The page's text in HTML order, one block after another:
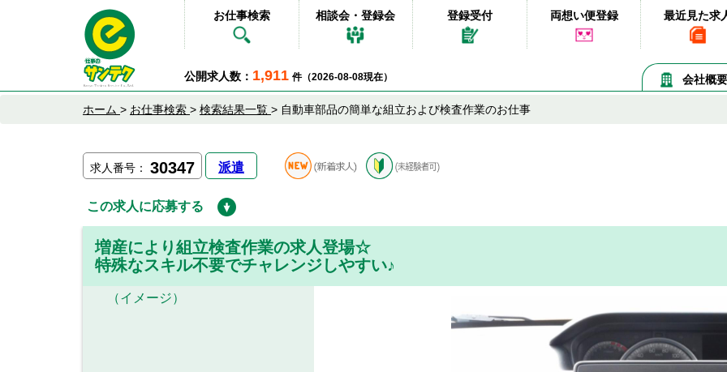
お仕事検索 相談会・登録会 登録受付 両想い便登録 最近見た求
公開求人数： 1,911 件（2026-08-08現在） 会社概要
ホーム > お仕事検索 > 検索結果一覧 > 自動車部品の簡単な組立および検査作業のお仕事
求人番号： 30347 派遣
この求人に応募する
増産により組立検査作業の求人登場☆
特殊なスキル不要でチャレンジしやすい♪
（イメージ）